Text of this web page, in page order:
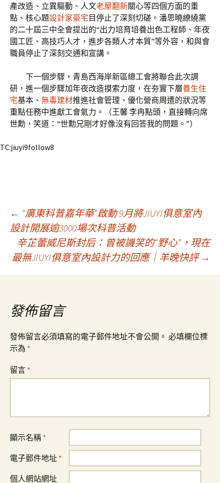
產改造、立異驅動、人文老屋翻新關心等四個方面的重
點、核心題設計家豪宅 目停止了深刻切磋。潘思曉繚繞黨
的二十屆三中全會提出的“出力培育培養出色工程師、年夜
國工匠、高技巧人才，進步各類人才本質”等外容，和與會
職員停止了深刻交通和宣講。
下一個步驟，青島西海岸新區總工會將聯合此次調
研，進一個步驟加年夜改造摸索力度，在夯實下層養生住
宅基本、 無毒建材推進社會管理、優化營商周遭的狀況等
重點任務中進獻工會氣力。（王馨 李冉點頭，直接轉向席
世勳，笑道：“世勳兄剛才好像沒有回答我的問題。”）
TC:jiuyi9follow8
文
章
導
覽
← “廣東科普嘉年華”啟動 9月將JIUYI俱意室內
設計開展逾3000場次科普活動
辛芷蕾威尼斯封后：曾被譏笑的“野心”，現在
最無JIUYI俱意室內設計力的回應｜羊晚快評 →
發佈留言
發佈留言必須填寫的電子郵件地址不會公開。 必填欄位標
示為 *
留言 *
顯示名稱 *
電子郵件地址 *
個人網站網址